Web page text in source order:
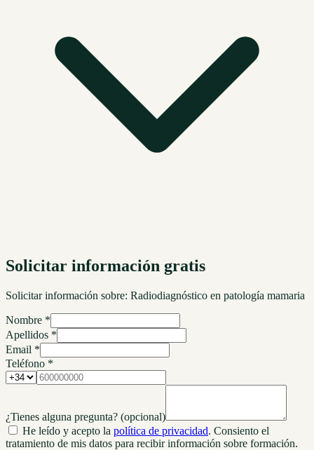
Solicitar información gratis
Solicitar información sobre: Radiodiagnóstico en patología mamaria
Nombre *
Apellidos *
Email *
Teléfono *
¿Tienes alguna pregunta? (opcional)
He leído y acepto la política de privacidad. Consiento el
tratamiento de mis datos para recibir información sobre formación.